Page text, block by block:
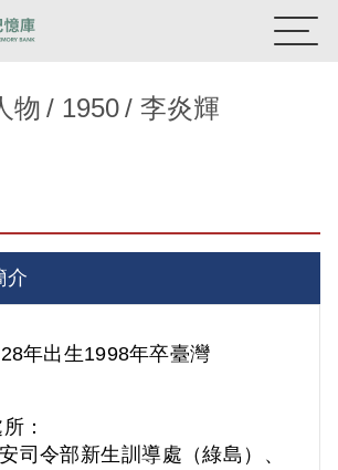
物 1950 李炎輝
介
年出生1998年卒臺灣
：
司令部新生訓導處（綠島）、